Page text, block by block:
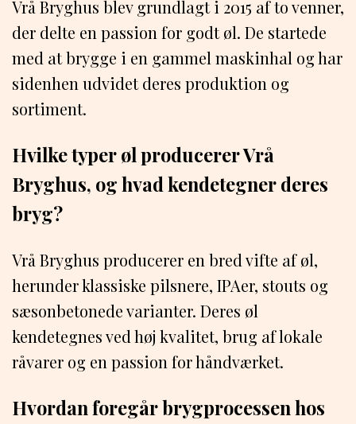
Vrå Bryghus blev grundlagt i 2015 af to venner,
der delte en passion for godt øl. De startede
med at brygge i en gammel maskinhal og har
sidenhen udvidet deres produktion og
sortiment.
Hvilke typer øl producerer Vrå
Bryghus, og hvad kendetegner deres
bryg?
Vrå Bryghus producerer en bred vifte af øl,
herunder klassiske pilsnere, IPAer, stouts og
sæsonbetonede varianter. Deres øl
kendetegnes ved høj kvalitet, brug af lokale
råvarer og en passion for håndværket.
Hvordan foregår brygprocessen hos